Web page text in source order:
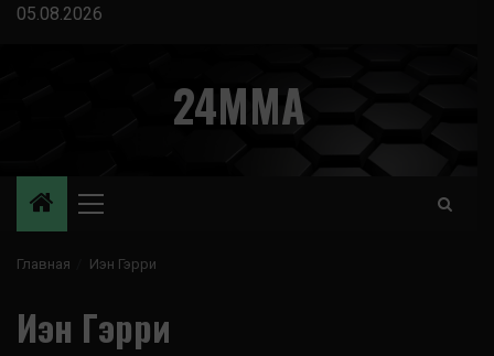
Перейти
05.08.2026
24MMA
Основное
Главная Иэн Гэрри
Иэн Гэрри